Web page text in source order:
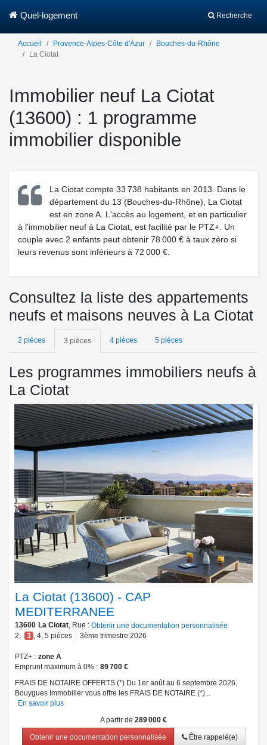
Recherche
Quel-logement
Accueil Provence-Alpes-Côte d'Azur
Bouches-du-Rhône
La Ciotat
Immobilier neuf La Ciotat
(13600) : 1 programme
immobilier disponible
La Ciotat compte 33 738 habitants en 2013. Dans le
département du 13 (Bouches-du-Rhône), La Ciotat
est en zone A. L'accès au logement, et en particulier
à l'immobilier neuf à La Ciotat, est facilité par le PTZ+. Un
couple avec 2 enfants peut obtenir 78 000 € à taux zéro si
leurs revenus sont inférieurs à 72 000 €.
Consultez la liste des appartements
neufs et maisons neuves à La Ciotat
2 pièces 3 pièces 4 pièces 5 pièces
Les programmes immobiliers neufs à
La Ciotat
La Ciotat (13600) - CAP
MEDITERRANEE
13600 La Ciotat , Rue : Obtenir une documentation personnalisée
2
3 4 5 pièces 3ème trimestre 2026
PTZ+
zone A
Emprunt maximum à 0%
89 700 €
FRAIS DE NOTAIRE OFFERTS (*) Du 1er août au 6 septembre 2026,
Bouygues Immobilier vous offre les FRAIS DE NOTAIRE (*)...
En savoir plus
A partir de 289 000 €
Obtenir une documentation personnalisée Être rappelé(e)